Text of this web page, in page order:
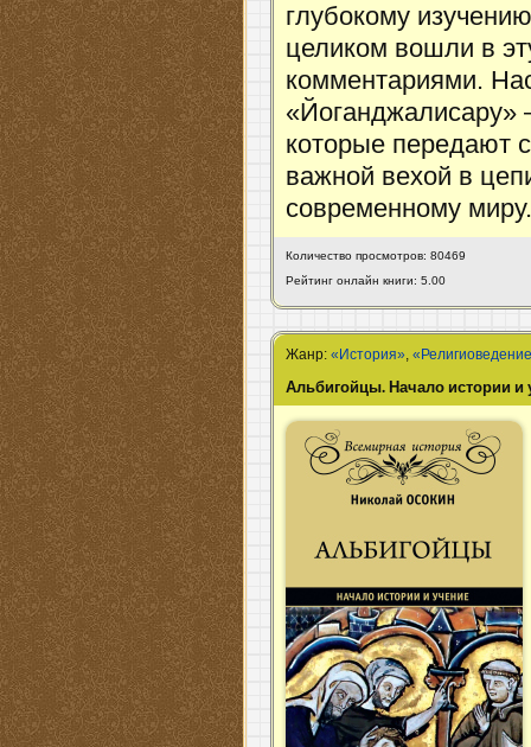
глубокому
целиком вошли в
комментариями.
«Йоганджалисару»
которые передают
важной вехой в
современному
Количество просмотров: 80469
Рейтинг онлайн книги: 5.00
Жанр:«История»,
Альбигойцы. Начало истории и